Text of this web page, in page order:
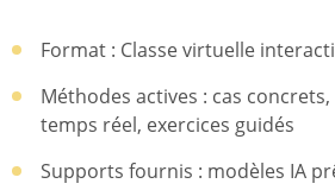
Format : Classe virtuelle
Méthodes actives : cas
temps réel, exercices guidés
Supports fournis : modèles IA